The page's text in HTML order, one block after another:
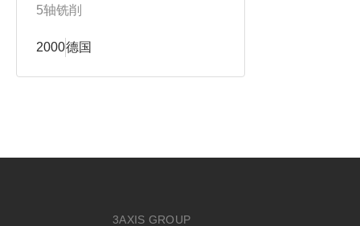
5轴铣削
2000德国
3AXIS GROUP